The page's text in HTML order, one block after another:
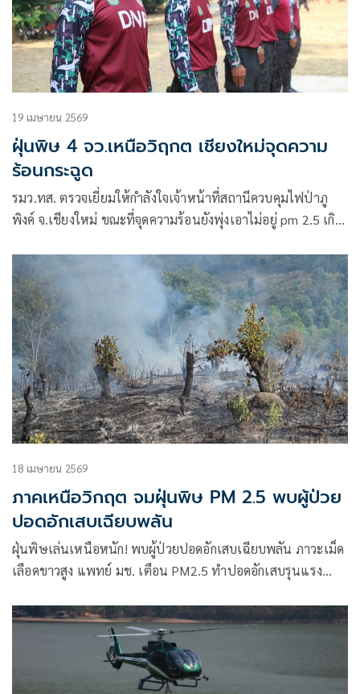
19 เมษายน 2569
ฝุ่นพิษ 4 จว.เหนือวิฤกต เชียงใหม่จุดความ
ร้อนกระฉูด
รมว.ทส. ตรวจเยี่ยมให้กำลังใจเจ้าหน้าที่สถานีควบคุมไฟป่าภู
พิงค์ จ.เชียงใหม่ ขณะที่จุดความร้อนยังพุ่งเอาไม่อยู่ pm 2.5 เกิน
18 เมษายน 2569
ภาคเหนือวิกฤต จมฝุ่นพิษ PM 2.5 พบผู้ป่วย
ปอดอักเสบเฉียบพลัน
ฝุ่นพิษเล่นเหนือหนัก! พบผู้ป่วยปอดอักเสบเฉียบพลัน ภาวะเม็ด
เลือดขาวสูง แพทย์ มช. เตือน PM2.5 ทำปอดอักเสบรุนแรง